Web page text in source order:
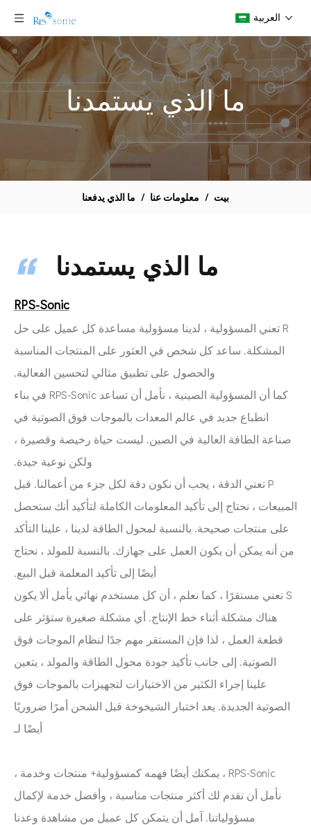
العربية
ما الذي يستمدنا
بيت / معلومات عنا / ما الذي يدفعنا
ما الذي يستمدنا
RPS-Sonic
R تعني المسؤولية ، لدينا مسؤولية مساعدة كل عميل على حل
المشكلة. ساعد كل شخص في العثور على المنتجات المناسبة
والحصول على تطبيق مثالي لتحسين الفعالية.
كما أن المسؤولية الصينية ، نأمل أن تساعد RPS-Sonic في بناء
انطباع جديد في عالم المعدات بالموجات فوق الصوتية في
صناعة الطاقة العالية في الصين. ليست حياة رخيصة وقصيرة ،
ولكن نوعية جيدة.
P تعني الدقة ، يجب أن نكون دقة لكل جزء من أعمالنا. قبل
المبيعات ، نحتاج إلى تأكيد المعلومات الكاملة لتأكيد أنك ستحصل
على منتجات صحيحة. بالنسبة لمحول الطاقة لدينا ، علينا التأكد
من أنه يمكن أن يكون العمل على جهازك. بالنسبة للمولد ، نحتاج
أيضًا إلى تأكيد المعلمة قبل البيع.
S تعني مستقرًا ، كما نعلم ، أن كل مستخدم نهائي يأمل ألا يكون
هناك مشكلة أثناء خط الإنتاج. أي مشكلة صغيرة ستؤثر على
قطعة العمل ، لذا فإن المستقر مهم جدًا لنظام الموجات فوق
الصوتية. إلى جانب تأكيد جودة محول الطاقة والمولد ، يتعين
علينا إجراء الكثير من الاختبارات لتجهيزات بالموجات فوق
الصوتية الجديدة. يعد اختبار الشيخوخة قبل الشحن أمرًا ضروريًا
أيضًا لـ
RPS-Sonic ، يمكنك أيضًا فهمه كمسؤولية+ منتجات وخدمة ،
نأمل أن نقدم لك أكثر منتجات مناسبة ، وأفضل خدمة لإكمال
مسؤولياتنا. آمل أن يتمكن كل عميل من مشاهدة وعدنا